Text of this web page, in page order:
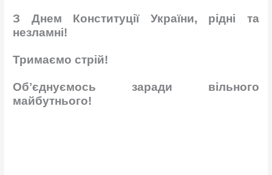
З Днем Конституції України, рідні та
незламні!
Тримаємо стрій!
Обʼєднуємось заради вільного
майбутнього!